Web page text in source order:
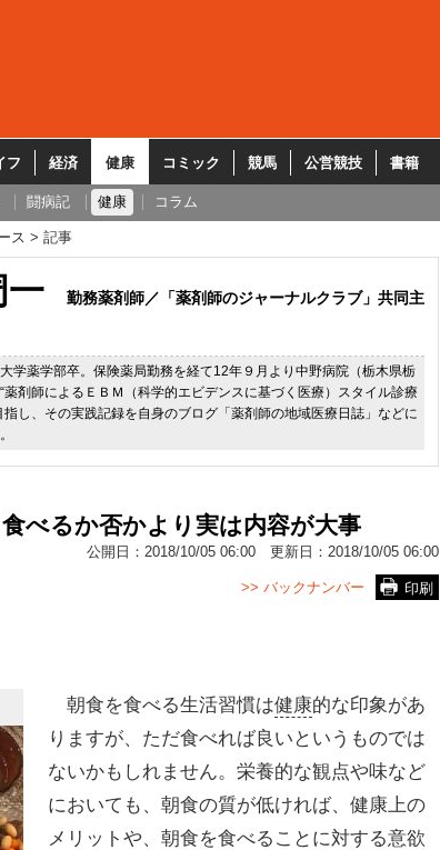
フ 経済 健康 コミック 競馬 公営競技 書籍
闘病記 健康 コラム
ス 記事
一
勤務薬剤師／「薬剤師のジャーナルクラブ」共同主
学薬学部卒。保険薬局勤務を経て12年９月より中野病院（栃木県栃
薬剤師によるＥＢＭ（科学的エビデンスに基づく医療）スタイル診療
指し、その実践記録を自身のブログ「薬剤師の地域医療日誌」などに
べるか否かより実は内容が大事
公開日： 2018/10/05 06:00 更新日： 2018/10/05 06:00
印刷
>> バックナンバー
朝食を食べる生活習慣は健康的な印象があ
りますが、ただ食べれば良いというものでは
ないかもしれません。栄養的な観点や味など
においても、朝食の質が低ければ、健康上の
メリットや、朝食を食べることに対する意欲